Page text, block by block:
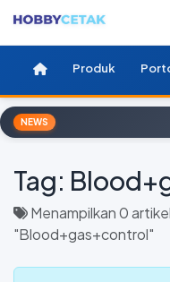
Produk
NEWS
Tag:
Menampilkan 0
"Blood+gas+control"